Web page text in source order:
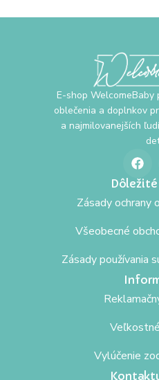
E-shop WelcomeBaby
oblečenia a doplnkov
a najmilovanejších
Zásady ochrany
Všeobecné
Zásady používania
Vylúčenie